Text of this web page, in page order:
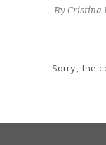
By Cristina
Sorry, the